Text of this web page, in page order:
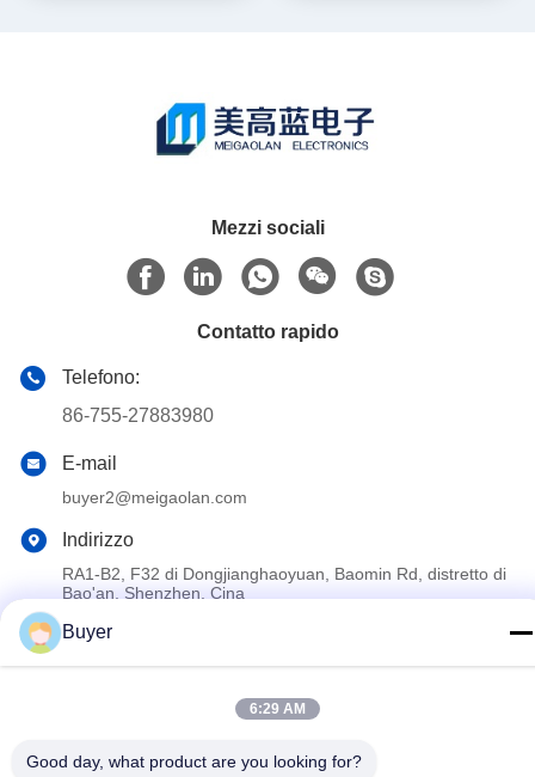
Mezzi sociali
Contatto rapido
Telefono:
86-755-27883980
E-mail
buyer2@meigaolan.com
Indirizzo
RA1-B2, F32 di Dongjianghaoyuan, Baomin Rd, distretto di
Bao'an, Shenzhen, Cina
Politica sulla privacy|Mappa del sito
Cina Buona qualità Analizzatore di spettro di rf Fornitore. 2023-
diritti riservati.
Buyer
6:29 AM
Good day, what product are you looking for?